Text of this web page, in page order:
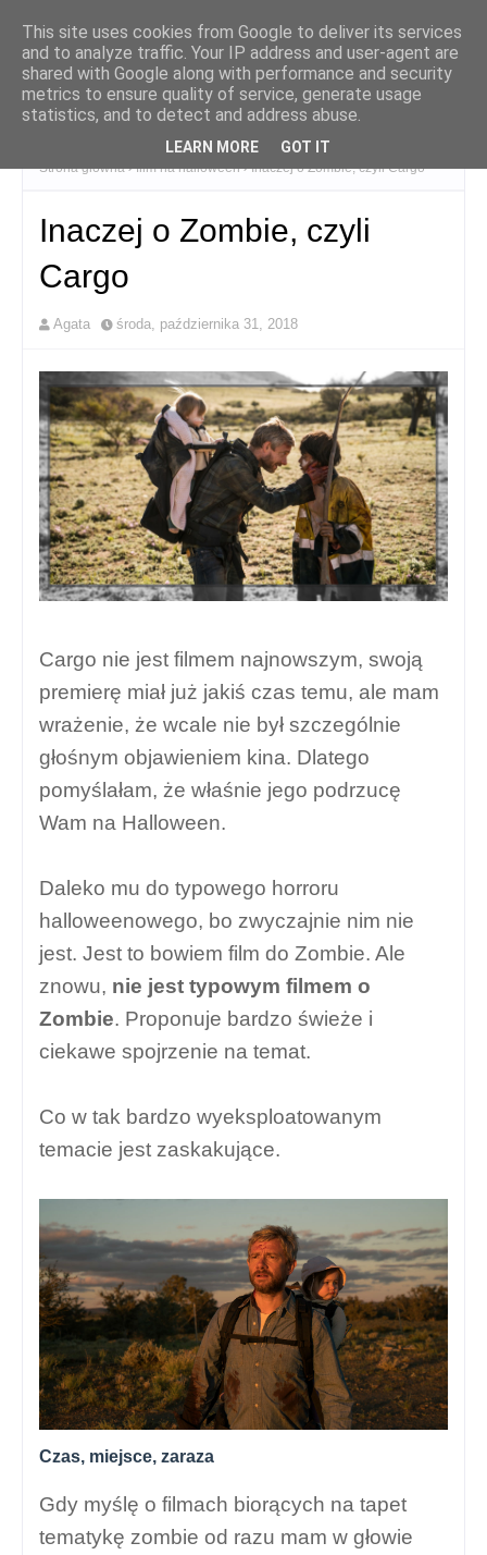
Strona główna film na halloween Inaczej o Zombie, czyli Cargo
Inaczej o Zombie, czyli
Cargo
Agata środa, października 31, 2018
Cargo nie jest filmem najnowszym, swoją
premierę miał już jakiś czas temu, ale mam
wrażenie, że wcale nie był szczególnie
głośnym objawieniem kina. Dlatego
pomyślałam, że właśnie jego podrzucę
Wam na Halloween.
Daleko mu do typowego horroru
halloweenowego, bo zwyczajnie nim nie
jest. Jest to bowiem film do Zombie. Ale
znowu, nie jest typowym filmem o
Zombie. Proponuje bardzo świeże i
ciekawe spojrzenie na temat.
Co w tak bardzo wyeksploatowanym
temacie jest zaskakujące.
Czas, miejsce, zaraza
Gdy myślę o filmach biorących na tapet
tematykę zombie od razu mam w głowie
This site uses cookies from Google to deliver its services
and to analyze traffic. Your IP address and user-agent are
shared with Google along with performance and security
metrics to ensure quality of service, generate usage
statistics, and to detect and address abuse.
LEARN MORE GOT IT